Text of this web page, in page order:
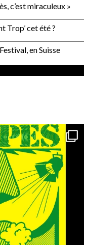
c’est miraculeux »
Trop’ cet été ?
en Suisse